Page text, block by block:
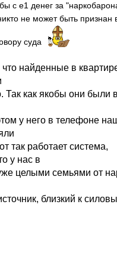
с е1 денег за
не может быть признан
суда
найденные в
Так как якобы они были
у него в телефоне
так работает система,
у нас в
целыми семьями от
близкий к